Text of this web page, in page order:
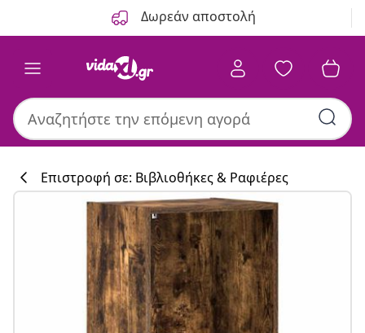
Δωρεάν αποστολή
#sharemevidaxl
Επιστροφή σε: Βιβλιοθήκες & Ραφιέρες